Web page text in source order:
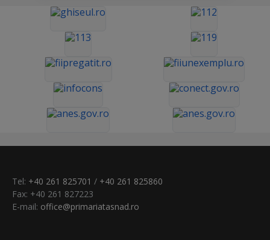
Tel: +40 261 825701 / +40 261 825860
Fax: +40 261 827223
E-mail: office@primariatasnad.ro